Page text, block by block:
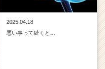
2025.04.18
悪い事って続くと…